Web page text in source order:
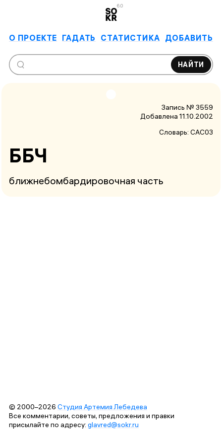
6.0
О ПРОЕКТЕ ГАДАТЬ СТАТИСТИКА ДОБАВИТЬ
НАЙТИ
Запись № 3559
Добавлена 11.10.2002
Словарь: САС03
ББЧ
ближнебомбардировочная часть
© 2000–2026 Студия Артемия Лебедева
Все комментарии, советы, предложения и правки
присылайте по адресу: glavred@sokr.ru